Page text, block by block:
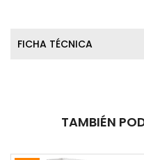
FICHA TÉCNICA
TAMBIÉN